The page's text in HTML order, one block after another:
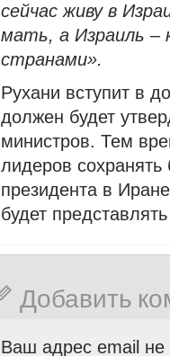
сейчас живу в
мать, а Израиль –
странами».
Рухани вступит в
должен будет
министров. Тем
лидеров сохранять
президента в
будет
Добавить
Ваш адрес email не